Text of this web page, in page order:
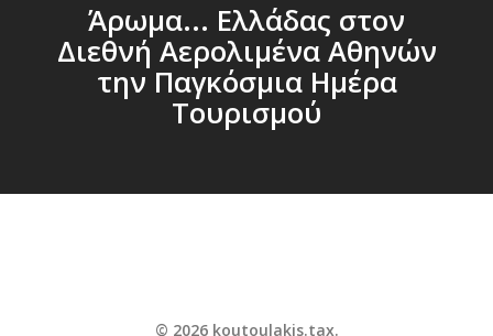
Άρωμα... Ελλάδας στον
Διεθνή Αερολιμένα Αθηνών
την Παγκόσμια Ημέρα
Τουρισμού
© 2026 koutoulakis.tax.